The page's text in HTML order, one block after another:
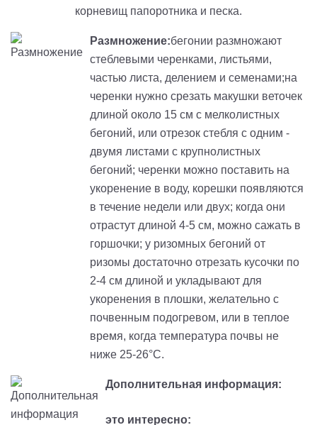
корневищ папоротника и песка.
Размножение:бегонии размножают
стеблевыми черенками, листьями,
частью листа, делением и семенами;на
черенки нужно срезать макушки веточек
длиной около 15 см с мелколистных
бегоний, или отрезок стебля с одним -
двумя листами с крупнолистных
бегоний; черенки можно поставить на
укоренение в воду, корешки появляются
в течение недели или двух; когда они
отрастут длиной 4-5 см, можно сажать в
горшочки; у ризомных бегоний от
ризомы достаточно отрезать кусочки по
2-4 см длиной и укладывают для
укоренения в плошки, желательно с
почвенным подогревом, или в теплое
время, когда температура почвы не
ниже 25-26°С.
Дополнительная информация:
это интересно: